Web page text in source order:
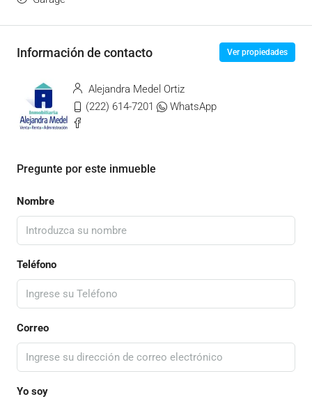
Información de contacto Ver propiedades
Alejandra Medel Ortiz
(222) 614-7201
WhatsApp
Pregunte por este inmueble
Nombre
Teléfono
Correo
Yo soy